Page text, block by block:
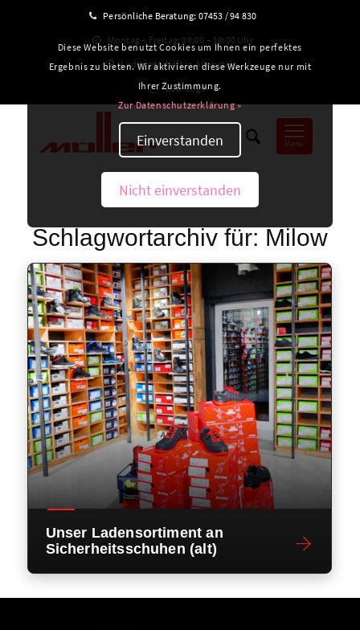
Persönliche Beratung: 07453 / 94 830
Montag – Freitag: 08:00 – 18:00 Uhr
Ladengeschäft in Altensteig
B2B-Login
Menü
Schlagwortarchiv für: Milow
Unser Ladensortiment an
Sicherheitsschuhen (alt)
Diese Website benutzt Cookies um Ihnen ein perfektes
Ergebnis zu bieten. Wir aktivieren diese Werkzeuge nur mit
Ihrer Zustimmung.
Zur Datenschutzerklärung »
Einverstanden
Nicht einverstanden